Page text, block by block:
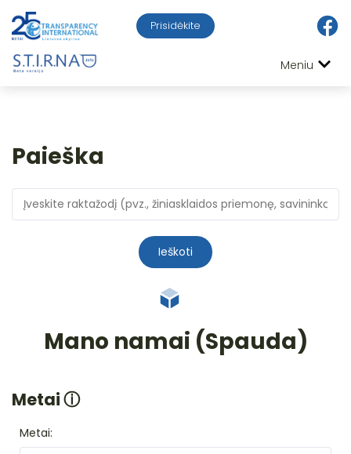
Prisidėkite
Meniu
Paieška
Ieškoti
Mano namai (Spauda)
Metaiⓘ
Metai: